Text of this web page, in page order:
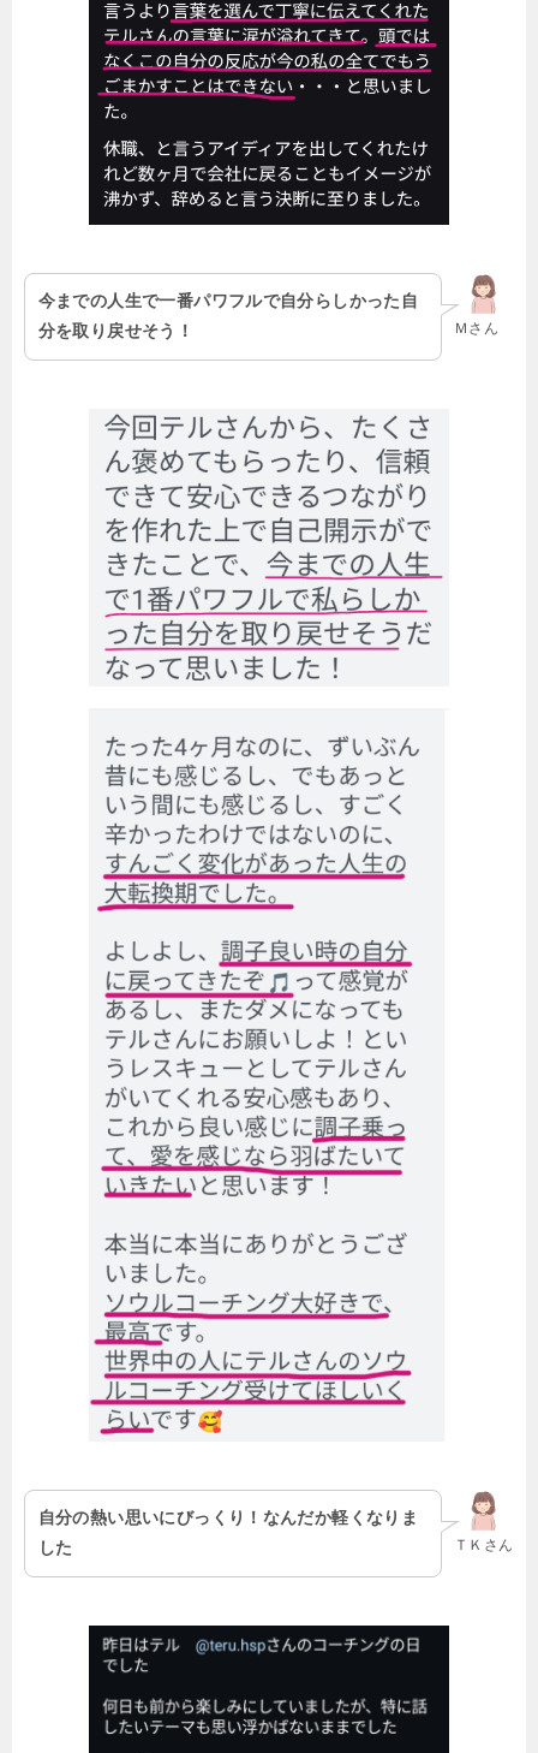
Ｍさん
今までの人生で一番パワフルで自分らしかった自
分を取り戻せそう！
ＴＫさん
自分の熱い思いにびっくり！なんだか軽くなりま
した